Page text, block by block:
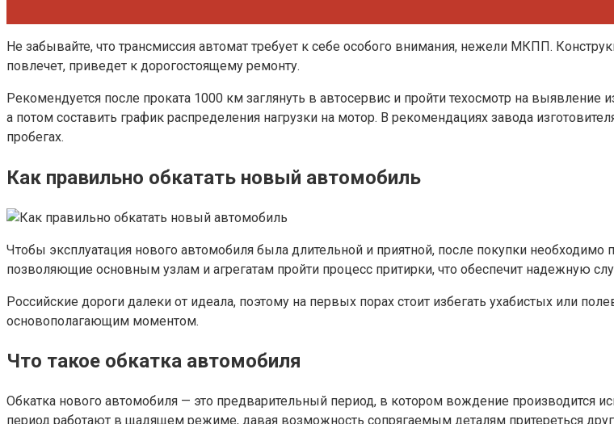
Не забывайте, что трансмиссия автомат требует к себе особого внимания, нежели МКПП.
повлечет, приведет к дорогостоящему ремонту.
Рекомендуется после проката 1000 км заглянуть в автосервис и пройти техосмотр на
а потом составить график распределения нагрузки на мотор. В рекомендациях завода
пробегах.
Как правильно обкатать новый автомобиль
Чтобы эксплуатация нового автомобиля была длительной и приятной, после покупки
позволяющие основным узлам и агрегатам пройти процесс притирки, что обеспечит надежную
Российские дороги далеки от идеала, поэтому на первых порах стоит избегать ухабистых или
основополагающим моментом.
Что такое обкатка автомобиля
Обкатка нового автомобиля — это предварительный период, в котором вождение
период работают в щадящем режиме, давая возможность сопрягаемым деталям притереться